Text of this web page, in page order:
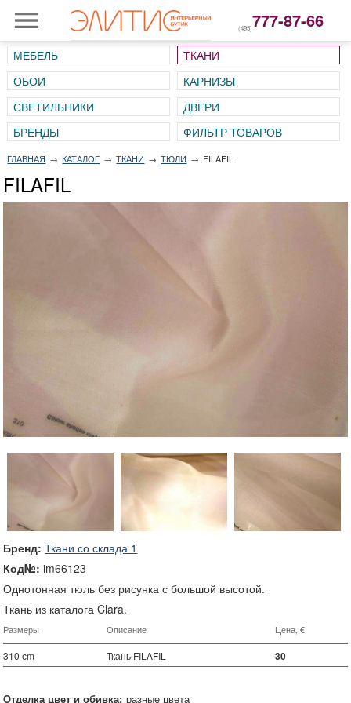
(495)777-87-66
МЕБЕЛЬ
ТКАНИ
ОБОИ
КАРНИЗЫ
СВЕТИЛЬНИКИ
ДВЕРИ
ГЛАВНАЯ → КАТАЛОГ → ТКАНИ → ТЮЛИ → FILAFIL
FILAFIL
Бренд: Ткани со склада 1
Код№:im66123
Однотонная тюль без рисунка с большой высотой.
Ткань из каталога Clara.
Размеры Описание Цена, €
310 сm Ткань FILAFIL 30
Отделка цвет и обивка: разные цвета